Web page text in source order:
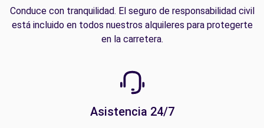
Conduce con tranquilidad. El seguro de responsabilidad civil
está incluido en todos nuestros alquileres para protegerte
en la carretera.
Asistencia 24/7